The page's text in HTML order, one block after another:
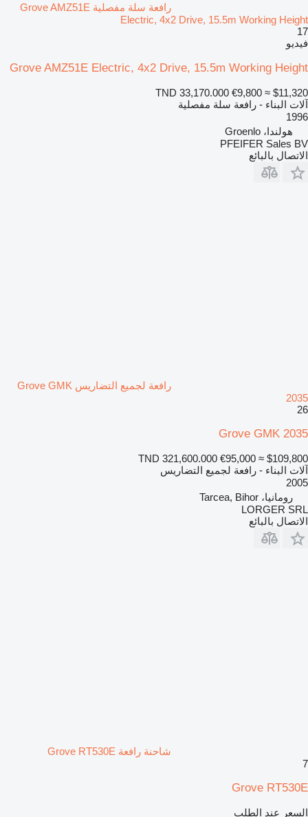
رافعة سلة مفصلية Grove AMZ51E
Electric, 4x2 Drive, 15.5m Working Height
17
فيديو
Grove AMZ51E Electric, 4x2 Drive, 15.5m Working Height
TND 33,170.000 €9,800 ≈ $11,320
آلات البناء - رافعة سلة مفصلية
1996
هولندا، Groenlo
PFEIFER Sales BV
الاتصال بالبائع
رافعة لجميع التضاريس Grove GMK
2035
26
Grove GMK 2035
TND 321,600.000 €95,000 ≈ $109,800
آلات البناء - رافعة لجميع التضاريس
2005
رومانيا، Tarcea, Bihor
LORGER SRL
الاتصال بالبائع
شاحنة رافعة Grove RT530E
7
Grove RT530E
السعر عند الطلب